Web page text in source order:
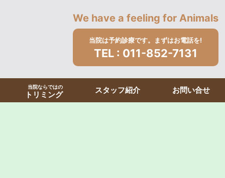
We have a feeling for Animals
当院は予約診療です。まずはお電話を!
TEL : 011-852-7131
当院ならではの
トリミング スタッフ紹介 お問い合せ